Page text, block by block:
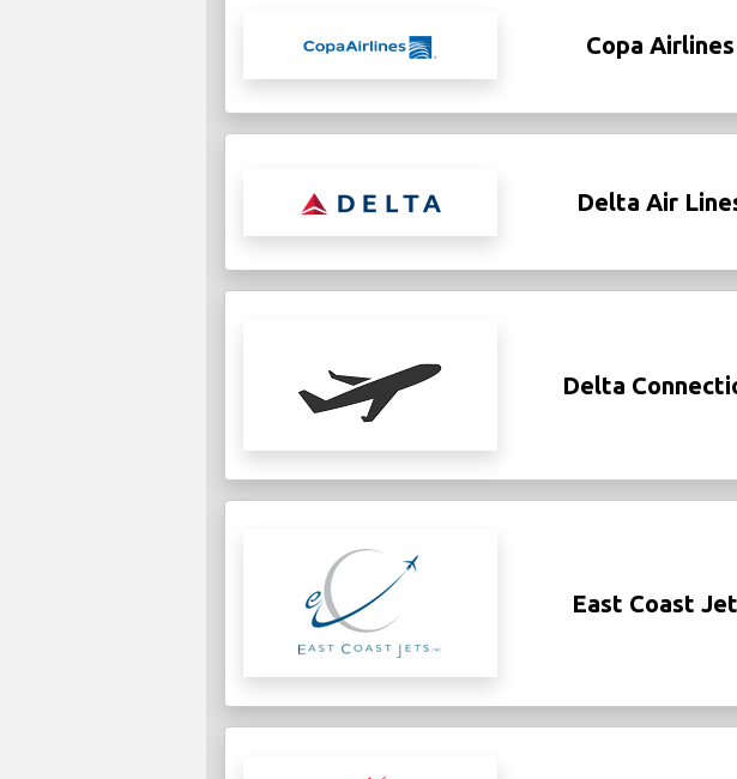
Copa Airlines
Delta Air
Delta
East Coast